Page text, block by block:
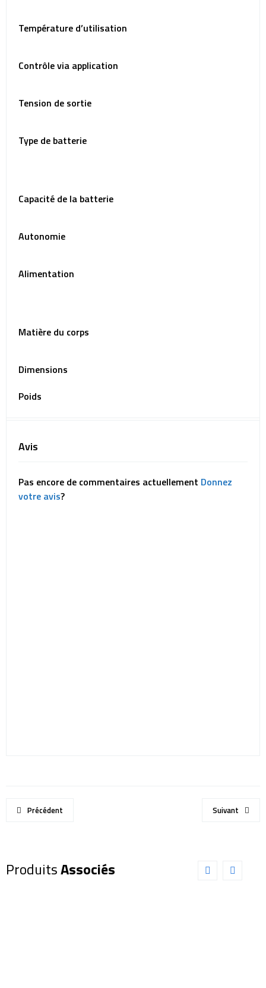
Température d’utilisation
Contrôle via application
Tension de sortie
Type de batterie
Capacité de la batterie
Autonomie
Alimentation
Matière du corps
Dimensions
Poids
Avis
Pas encore de commentaires actuellement Donnez
votre avis?
Précédent Suivant
ProduitsAssociés